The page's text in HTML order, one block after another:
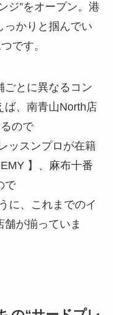
ジ”をオープン。港
っかりと掴んでい
です。
とに異なるコン
ば、南青山North店
ので
ッスンプロが在籍
】、麻布十番
で
に、これまでのイ
が揃っていま